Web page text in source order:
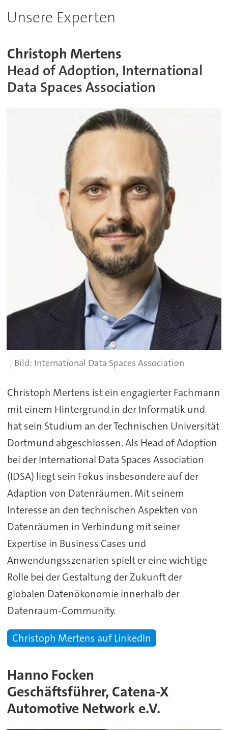
Unsere Experten
Christoph Mertens
Head of Adoption, International
Data Spaces Association
International Data Spaces Association
Christoph Mertens ist ein engagierter Fachmann
mit einem Hintergrund in der Informatik und
hat sein Studium an der Technischen Universität
Dortmund abgeschlossen. Als Head of Adoption
bei der International Data Spaces Association
(IDSA) liegt sein Fokus insbesondere auf der
Adaption von Datenräumen. Mit seinem
Interesse an den technischen Aspekten von
Datenräumen in Verbindung mit seiner
Expertise in Business Cases und
Anwendungsszenarien spielt er eine wichtige
Rolle bei der Gestaltung der Zukunft der
globalen Datenökonomie innerhalb der
Datenraum-Community.
Christoph Mertens auf LinkedIn
Hanno Focken
Geschäftsführer, Catena-X
Automotive Network e.V.